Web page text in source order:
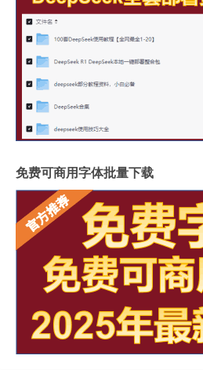
免费可商用字体批量下载